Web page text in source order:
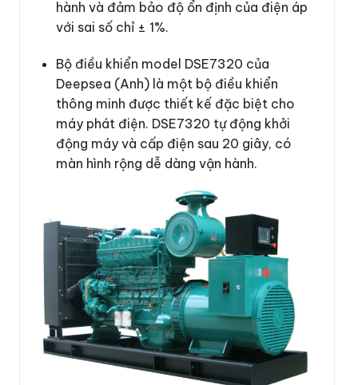
hành và đảm bảo độ ổn định của điện áp
với sai số chỉ ± 1%.
Bộ điều khiển model DSE7320 của
Deepsea (Anh) là một bộ điều khiển
thông minh được thiết kế đặc biệt cho
máy phát điện. DSE7320 tự động khởi
động máy và cấp điện sau 20 giây, có
màn hình rộng dễ dàng vận hành.